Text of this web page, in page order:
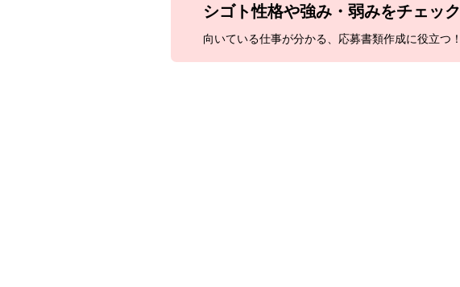
シゴト性格や強み・弱みをチェック
向いている仕事が分かる、 応募書類作成に役立つ！